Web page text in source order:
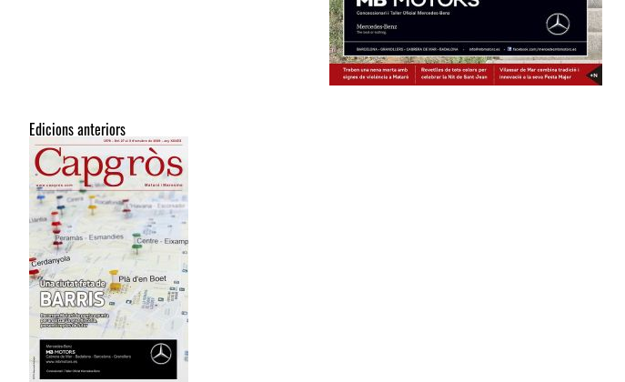
Edicions anteriors